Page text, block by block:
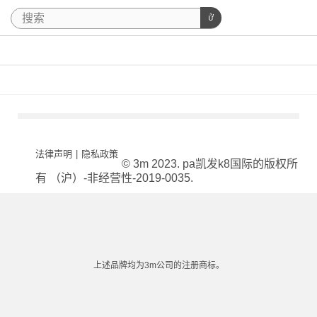
法律声明 | 隐私政策
© 3m 2023. pa凯发k8国际的版权所
有 （沪）-非经营性-2019-0035.
上述品牌均为3m公司的注册商标。